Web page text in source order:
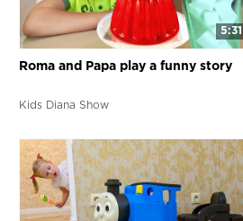
5:31
Roma and Papa play a funny story
Kids Diana Show